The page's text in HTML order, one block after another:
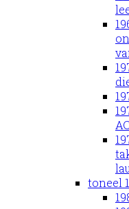
toneel